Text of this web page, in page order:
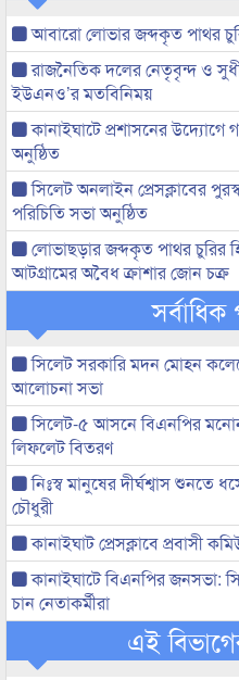
আবারো লোভার জব্দকৃত পাথর
রাজনৈতিক দলের নেতৃবৃন্দ ও
ইউএনও’র মতবিনিময়
কানাইঘাটে প্রশাসনের
অনুষ্ঠিত
সিলেট অনলাইন প্রেসক্লাবের
পরিচিতি সভা অনুষ্ঠিত
লোভাছড়ার জব্দকৃত পাথর চুরির
আটগ্রামের অবৈধ ক্রাশার জোন চক্র
সিলেট সরকারি মদন মোহন
আলোচনা সভা
সিলেট-৫ আসনে বিএনপির
লিফলেট বিতরণ
নিঃস্ব মানুষের দীর্ঘশ্বাস শুনতে
চৌধুরী
কানাইঘাট প্রেসক্লাবে প্রবাসী
কানাইঘাটে বিএনপির জনসভা:
চান নেতাকর্মীরা
এই